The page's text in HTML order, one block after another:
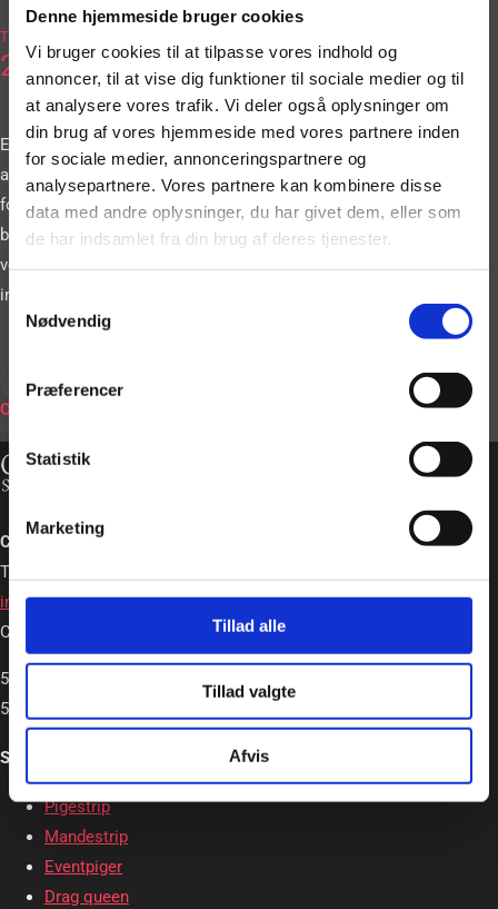
Denne hjemmeside bruger cookies
Vi bruger cookies til at tilpasse vores indhold og
annoncer, til at vise dig funktioner til sociale medier og til
at analysere vores trafik. Vi deler også oplysninger om
din brug af vores hjemmeside med vores partnere inden
for sociale medier, annonceringspartnere og
analysepartnere. Vores partnere kan kombinere disse
data med andre oplysninger, du har givet dem, eller som
de har indsamlet fra din brug af deres tjenester.
Samtykkevalg
Nødvendig
Præferencer
Statistik
Marketing
Tillad alle
Tillad valgte
Afvis
Tlf.
2036
2663
Eller book vores
artister gennem vores
formular. Vi
bestræber os på at
vende tilbage til dig
inden for 24 timer.
BOOK
ONLINE
Charlotte Schou – Strip og Event
Tlf. +45 20362663
info@charlotteschou.dk
CVR: 31814642
5,0
5,0 out of 5 stars (based on 19 reviews)
Strip & Event
Pigestrip
Mandestrip
Eventpiger
Drag queen